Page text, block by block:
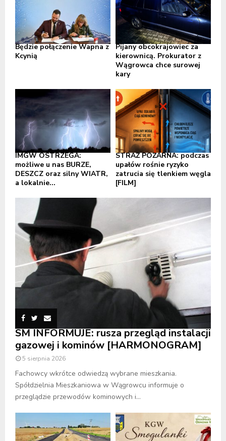
Będzie połączenie Wapna z
Kcynią
Pijany obcokrajowiec za
kierownicą. Prokurator z
Wągrowca chce surowej
kary
IMGW OSTRZEGA:
możliwe u nas BURZE,
DESZCZ oraz silny WIATR,
a lokalnie...
STRAŻ POŻARNA: podczas
upałów rośnie ryzyko
zatrucia się tlenkiem węgla
[FILM]
SM INFORMUJE: rusza przegląd instalacji
gazowej i kominów [HARMONOGRAM]
5 sierpnia 2026
Fachowcy wkrótce odwiedzą wybrane mieszkania.
Spółdzielnia Mieszkaniowa w Wągrowcu informuje o
przeglądzie przewodów kominowych i...